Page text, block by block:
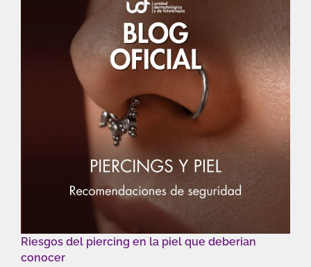
Riesgos del piercing en la piel que deberian
conocer